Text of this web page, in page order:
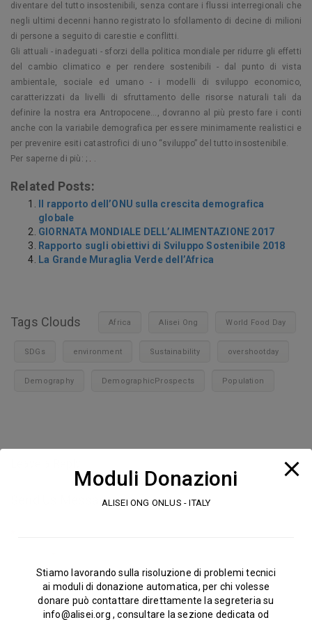
diventare del tutto insostenibili, senza contare i flussi interregionali che
negli ultimi decenni hanno registrato lo sfollamento di decine di milioni
di persone a seguito di carestie e conflitti.
Gli attuali - inadeguati - sforzi della politica mondiale per ridurre gli effetti
del cambio climatico e per rendere sostenibili - dal punto di vista
ambientale, sociale ed umano - i modelli di sviluppo economico,
caratterizzati da livelli di sfruttamento delle risorse naturali tali da
definire la nostra era Antropocene…, dovranno al più presto fare i conti
anche con la variabile demografica per essere minimamente realistici e
per prevenire esiti catastrofici di uno “sviluppo” del tutto insostenibile.
Per saperne di più: ; . .
Related Posts:
Il rapporto dell’ONU sulla crescita demografica
globale
GIORNATA MONDIALE DELL’ALIMENTAZIONE 2017
Rapporto sugli obiettivi di Sviluppo Sostenibile 2018
La Grande Muraglia Verde dell’Africa
Tags Clouds Africa Alisei Ong World Food Day
SDGs environment Sustainability overshootday
Demography DemographicProspects Population
Send Us Message
Email Address*
Moduli Donazioni
ALISEI ONG ONLUS - ITALY
Stiamo lavorando sulla risoluzione di problemi tecnici
ai moduli di donazione automatica, per chi volesse
donare può contattare direttamente la segreteria su
info@alisei.org , consultare la sezione dedicata od